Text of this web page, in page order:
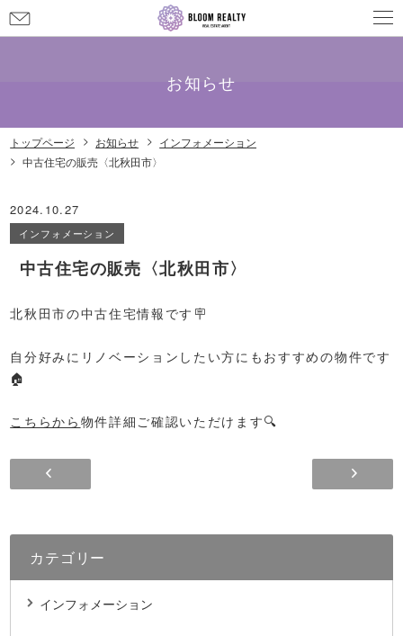
問
せ
お知らせ
トップページ お知らせ
インフォメーション
中古住宅の販売〈北秋田市〉
2024.10.27
インフォメーション
中古住宅の販売〈北秋田市〉
北秋田市の中古住宅情報です🪧
自分好みにリノベーションしたい方にもおすすめの物件です
🏠
こちらから 物件詳細ご確認いただけます🔍
カテゴリー
インフォメーション